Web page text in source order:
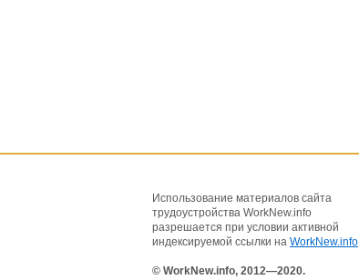
Использование материалов сайта
трудоустройства WorkNew.info
разрешается при условии активной
индексируемой ссылки на WorkNew.info
© WorkNew.info, 2012—2020.